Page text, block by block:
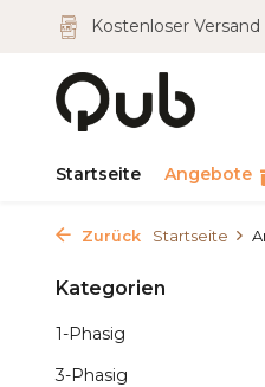
Kostenloser Versand
Startseite Angebote
Zurück Startseite
Kategorien
1-Phasig
3-Phasig